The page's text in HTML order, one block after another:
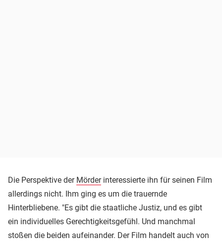
Die Perspektive der Mörderinteressierte ihn für seinen Film
allerdings nicht. Ihm ging es um die trauernde
Hinterbliebene. "Es gibt die staatliche Justiz, und es gibt
ein individuelles Gerechtigkeitsgefühl. Und manchmal
stoßen die beiden aufeinander. Der Film handelt auch von